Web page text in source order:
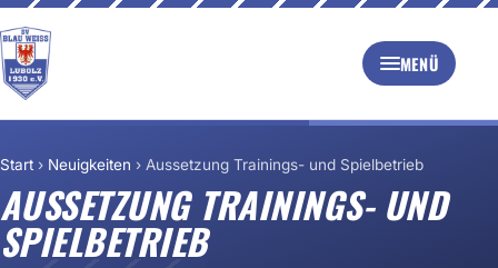
MENÜ
Start › Neuigkeiten › Aussetzung Trainings- und Spielbetrieb
AUSSETZUNG TRAININGS- UND
SPIELBETRIEB